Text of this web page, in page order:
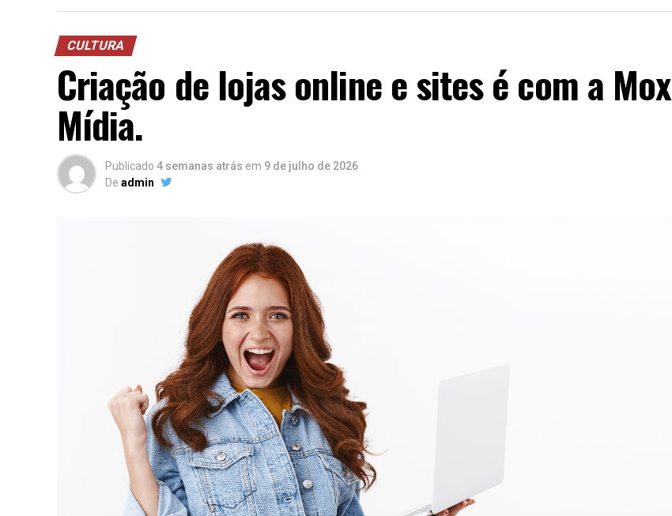
CULTURA
Criação de lojas online e sites é com a Mox
Mídia.
Publicado 4 semanas atrás em 9 de julho de 2026
De admin